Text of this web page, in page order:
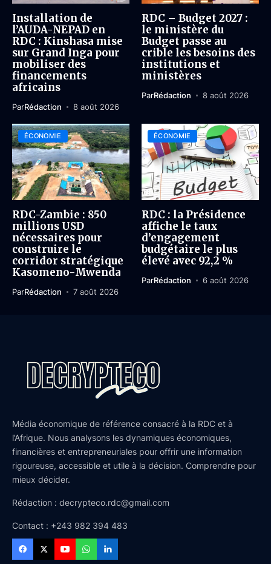
Installation de
l’AUDA-NEPAD en
RDC : Kinshasa mise
sur Grand Inga pour
mobiliser des
financements
africains
ParRédaction 8 août 2026
RDC – Budget 2027 :
le ministère du
Budget passe au
crible les besoins des
institutions et
ministères
ParRédaction 8 août 2026
ÉCONOMIE
RDC-Zambie : 850
millions USD
nécessaires pour
construire le
corridor stratégique
Kasomeno-Mwenda
ParRédaction 7 août 2026
ÉCONOMIE
RDC : la Présidence
affiche le taux
d’engagement
budgétaire le plus
élevé avec 92,2 %
ParRédaction 6 août 2026
Média économique de référence consacré à la RDC et à
l’Afrique. Nous analysons les dynamiques économiques,
financières et entrepreneuriales pour offrir une information
rigoureuse, accessible et utile à la décision. Comprendre pour
mieux décider.
Rédaction : decrypteco.rdc@gmail.com
Contact : +243 982 394 483